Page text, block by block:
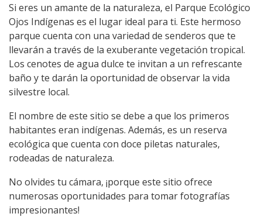
Si eres un amante de la naturaleza, el Parque Ecológico
Ojos Indígenas es el lugar ideal para ti. Este hermoso
parque cuenta con una variedad de senderos que te
llevarán a través de la exuberante vegetación tropical.
Los cenotes de agua dulce te invitan a un refrescante
baño y te darán la oportunidad de observar la vida
silvestre local.
El nombre de este sitio se debe a que los primeros
habitantes eran indígenas. Además, es un reserva
ecológica que cuenta con doce piletas naturales,
rodeadas de naturaleza.
No olvides tu cámara, ¡porque este sitio ofrece
numerosas oportunidades para tomar fotografías
impresionantes!